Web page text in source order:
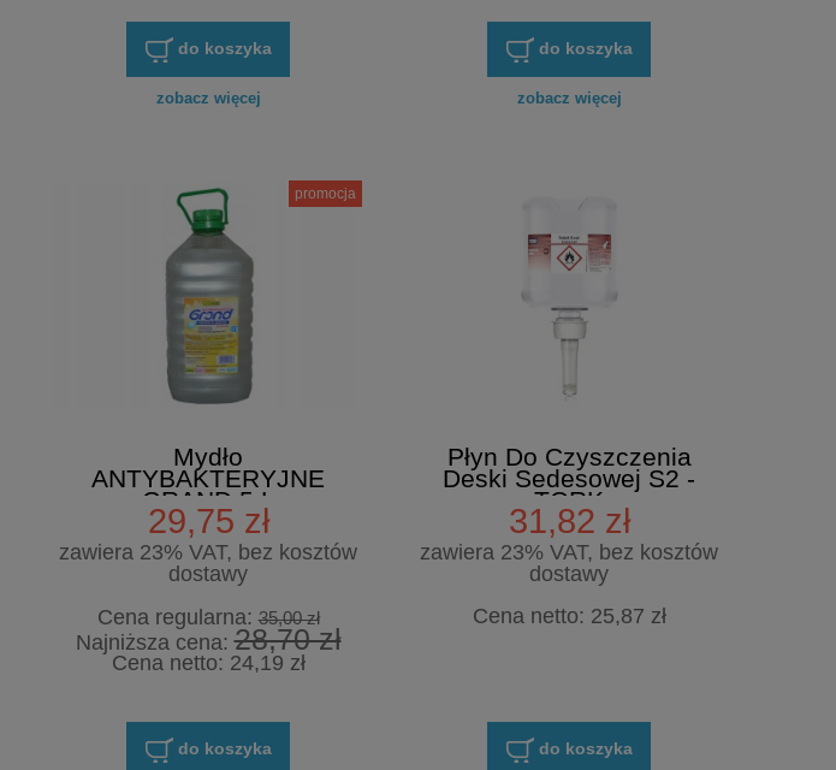
do koszyka
zobacz więcej
do koszyka
zobacz więcej
Mydło
ANTYBAKTERYJNE
GRAND 5 L
29,75 zł
zawiera 23% VAT, bez kosztów
dostawy
Cena regularna:35,00 zł
Najniższa cena:28,70 zł
Cena netto: 24,19 zł
do koszyka
promocja
Płyn Do Czyszczenia
Deski Sedesowej S2 -
TORK
31,82 zł
zawiera 23% VAT, bez kosztów
dostawy
Cena netto: 25,87 zł
do koszyka